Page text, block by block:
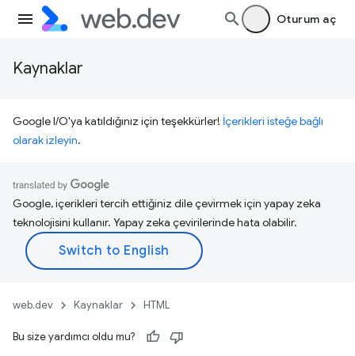
Oturum aç
Kaynaklar
Google I/O'ya katıldığınız için teşekkürler! İçerikleri isteğe bağlı
olarak izleyin.
Google, içerikleri tercih ettiğiniz dile çevirmek için yapay zeka
teknolojisini kullanır. Yapay zeka çevirilerinde hata olabilir.
web.dev Kaynaklar HTML
Bu size yardımcı oldu mu?